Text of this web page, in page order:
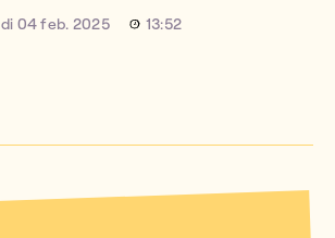
di 04 feb. 2025 13:52